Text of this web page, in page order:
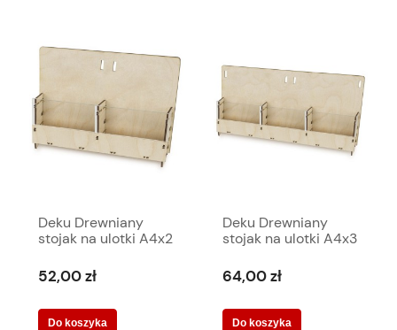
Deku Drewniany
stojak na ulotki A4x2
cm 570078
52,00 zł
Do koszyka
Deku Drewniany
stojak na ulotki A4x3
cm 570115
64,00 zł
Do koszyka